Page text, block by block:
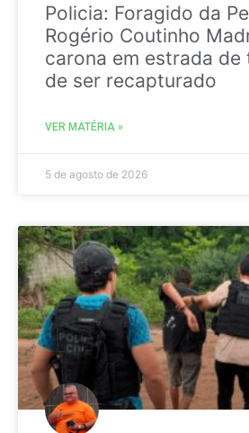
Policia: Foragido da
Rogério Coutinho
carona em estrada de
de ser recapturado
VER MATÉRIA »
5 de agosto de 2026